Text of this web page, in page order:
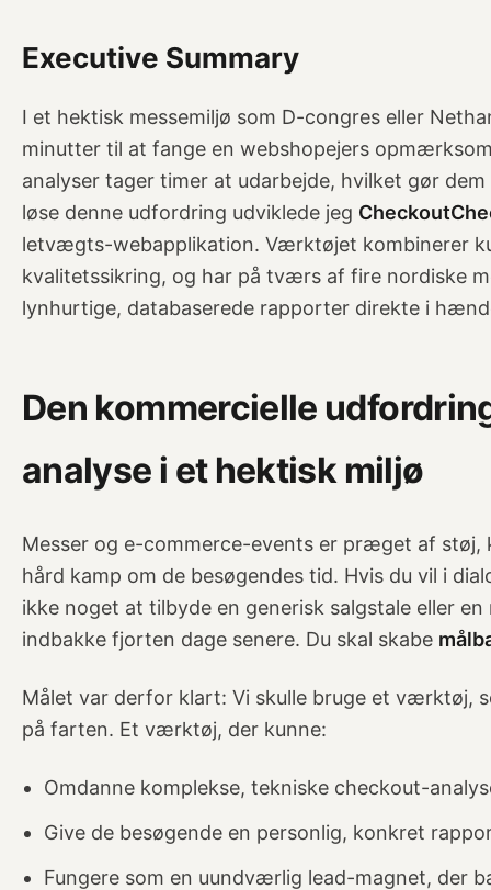
Executive Summary
I et hektisk messemiljø som D-congres eller
minutter til at fange en webshopejers
analyser tager timer at udarbejde, hvilket gør
løse denne udfordring udviklede jeg
letvægts-webapplikation. Værktøjet kombinerer
kvalitetssikring, og har på tværs af fire nordiske
lynhurtige, databaserede rapporter direkte i
Den kommercielle
analyse i et hektisk miljø
Messer og e-commerce-events er præget af
hård kamp om de besøgendes tid. Hvis du vil i
ikke noget at tilbyde en generisk salgstale eller
indbakke fjorten dage senere. Du skal skabe
Målet var derfor klart: Vi skulle bruge et værktøj,
på farten. Et værktøj, der kunne:
Omdanne komplekse, tekniske checkout-
Give de besøgende en personlig, konkret
Fungere som en uundværlig lead-magnet, der